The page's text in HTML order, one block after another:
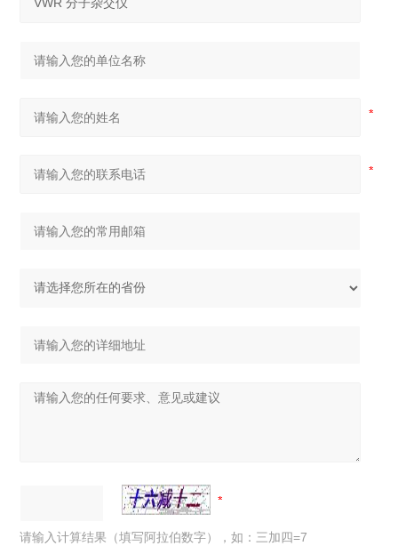
请输入计算结果（填写阿拉伯数字），如：三加四=7